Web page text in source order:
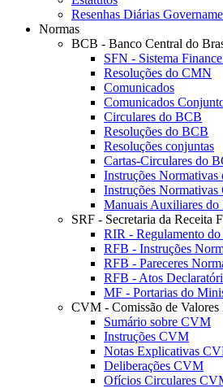
Resenhas Diárias
Normas
BCB - Banco Central do
SFN - Sistema
Resoluções do CMN
Comunicados
Comunicados
Circulares do BCB
Resoluções do BCB
Resoluções conjuntas
Cartas-Circulares do
Instruções
Instruções Normativas
Manuais Auxiliares
SRF - Secretaria da Receita
RIR - Regulamento
RFB - Instruções
RFB - Pareceres
RFB - Atos
MF - Portarias do
CVM - Comissão de
Sumário sobre CVM
Instruções CVM
Notas Explicativas
Deliberações CVM
Ofícios Circulares